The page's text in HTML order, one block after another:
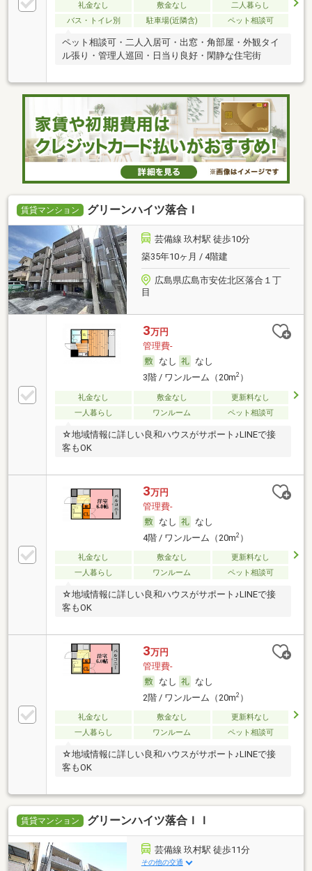
礼金なし 敷金なし
二人暮らし
バス・トイレ別
駐車場(近隣含) ペット相談可
ペット相談可・二人入居可・出窓・角部屋・外観タイ
ル張り・管理人巡回・日当り良好・閑静な住宅街
賃貸マンション グリーンハイツ落合Ｉ
芸備線 玖村駅 徒歩10分
築35年10ヶ月 / 4階建
広島県広島市安佐北区落合１丁
目
3万円
管理費-
なし
なし
3階 / ワンルーム（20m2）
礼金なし 敷金なし
更新料なし
一人暮らし
ワンルーム ペット相談可
☆地域情報に詳しい良和ハウスがサポート♪LINEで接
客もOK
3万円
管理費-
なし
なし
4階 / ワンルーム（20m2）
礼金なし 敷金なし
更新料なし
一人暮らし
ワンルーム ペット相談可
☆地域情報に詳しい良和ハウスがサポート♪LINEで接
客もOK
3万円
管理費-
なし
なし
2階 / ワンルーム（20m2）
礼金なし 敷金なし
更新料なし
一人暮らし
ワンルーム ペット相談可
☆地域情報に詳しい良和ハウスがサポート♪LINEで接
客もOK
賃貸マンション グリーンハイツ落合ＩＩ
芸備線 玖村駅 徒歩11分
その他の交通